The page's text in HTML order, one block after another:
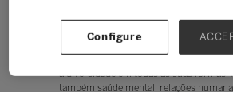
Neste texto, será abordado o eixo
Inteligências Individuais”
, que
inteligências individuais, valorizando o
a diversidade em todas as suas formas.
também saúde mental, relações
Configure